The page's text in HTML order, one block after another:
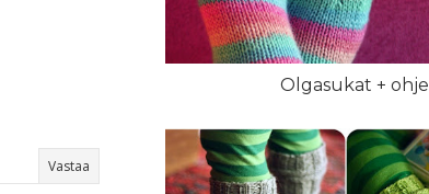
Vastaa
Olgasukat + ohje